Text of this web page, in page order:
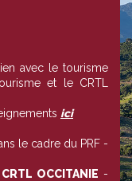
avec le tourisme
et le CRTL
ici
le cadre du PRF -
CRTL OCCITANIE -